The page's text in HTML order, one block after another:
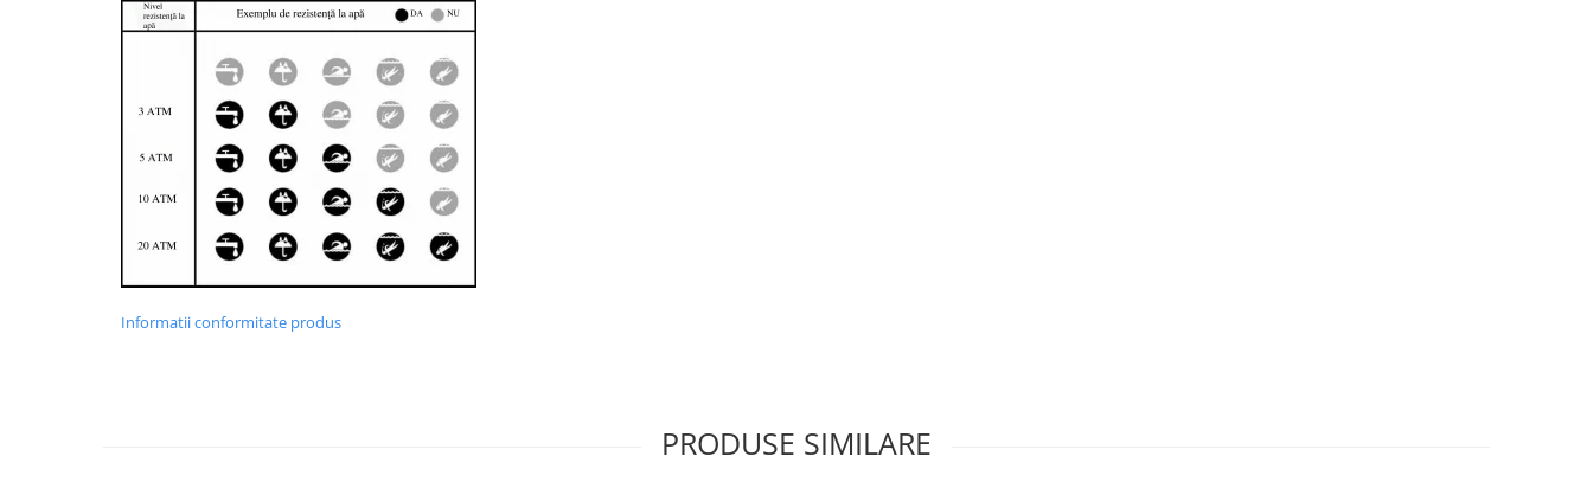
Informatii conformitate produs
PRODUSE SIMILARE